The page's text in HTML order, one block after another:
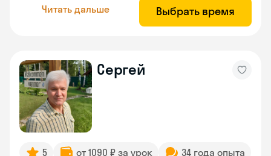
Читать дальше Выбрать время
Сергей
5 от 1090 ₽ за урок
34 года опыта